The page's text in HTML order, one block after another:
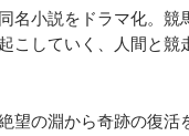
小説をドラマ化。
こしていく、人間と
の淵から奇跡の復